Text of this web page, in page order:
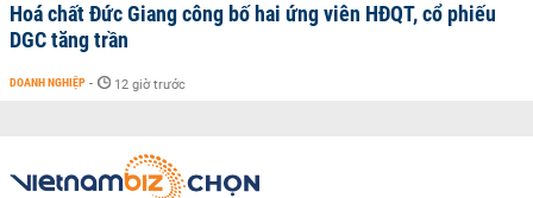
Hoá chất Đức Giang công bố hai ứng viên HĐQT, cổ phiếu
DGC tăng trần
DOANH NGHIỆP - 12 giờ trước